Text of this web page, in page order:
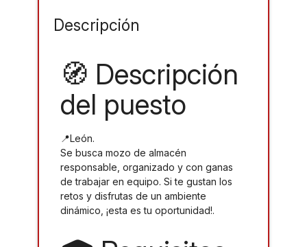
Descripción
🧭 Descripción
del puesto
📍León.
Se busca mozo de almacén
responsable, organizado y con ganas
de trabajar en equipo. Si te gustan los
retos y disfrutas de un ambiente
dinámico, ¡esta es tu oportunidad!.